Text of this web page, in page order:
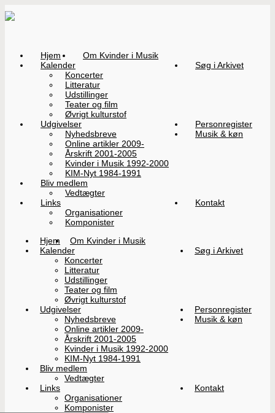
Hjem
Om Kvinder i Musik
Kalender
Koncerter
Litteratur
Udstillinger
Teater og film
Øvrigt kulturstof
Søg i Arkivet
Udgivelser
Nyhedsbreve
Online artikler 2009-
Årskrift 2001-2005
Kvinder i Musik 1992-2000
KIM-Nyt 1984-1991
Personregister
Musik & køn
Bliv medlem
Vedtægter
Links
Organisationer
Komponister
Kontakt
Hjem
Om Kvinder i Musik
Kalender
Koncerter
Litteratur
Udstillinger
Teater og film
Øvrigt kulturstof
Søg i Arkivet
Udgivelser
Nyhedsbreve
Online artikler 2009-
Årskrift 2001-2005
Kvinder i Musik 1992-2000
KIM-Nyt 1984-1991
Personregister
Musik & køn
Bliv medlem
Vedtægter
Links
Organisationer
Komponister
Kontakt